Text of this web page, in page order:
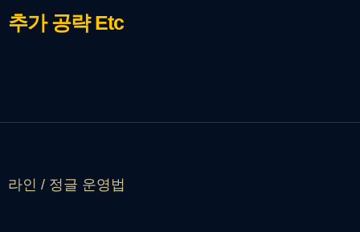
추가 공략Etc
라인 / 정글 운영법